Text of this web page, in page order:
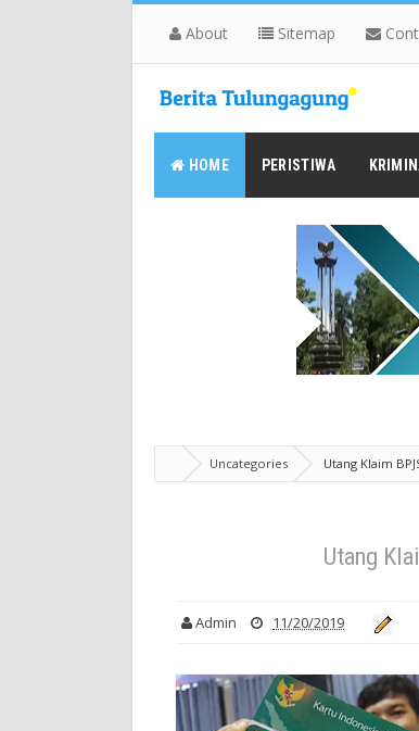
About Sitemap
HOME PERISTIWA
Uncategories Utang Klaim
Utang
Admin 11/20/2019